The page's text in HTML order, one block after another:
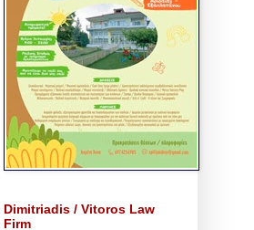
Dimitriadis / Vitoros Law
Firm